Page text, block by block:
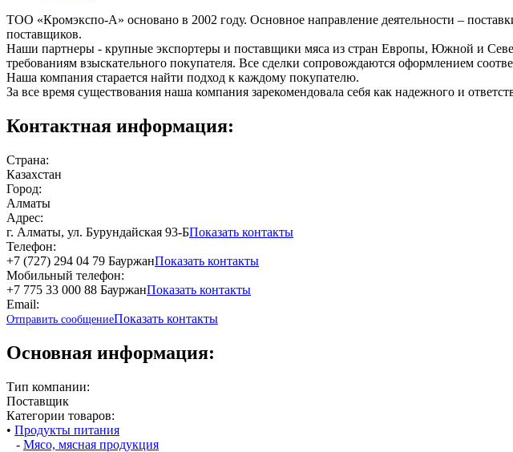
ТОО «Кромэкспо-А» основано в 2002 году. Основное направление деятельности –
поставщиков.
Наши партнеры - крупные экспортеры и поставщики мяса из стран Европы, Южной и
требованиям взыскательного покупателя. Все сделки сопровождаются оформлением
Наша компания старается найти подход к каждому покупателю.
За все время существования наша компания зарекомендовала себя как надежного и
Контактная информация:
Страна:
Казахстан
Город:
Алматы
Адрес:
г. Алматы, ул. Бурундайская 93-БПоказать контакты
Телефон:
+7 (727) 294 04 79 БауржанПоказать контакты
Мобильный телефон:
+7 775 33 000 88 БауржанПоказать контакты
Email:
Отправить сообщениеПоказать контакты
Основная информация:
Тип компании:
Поставщик
Категории товаров:
• Продукты питания
- Мясо, мясная продукция